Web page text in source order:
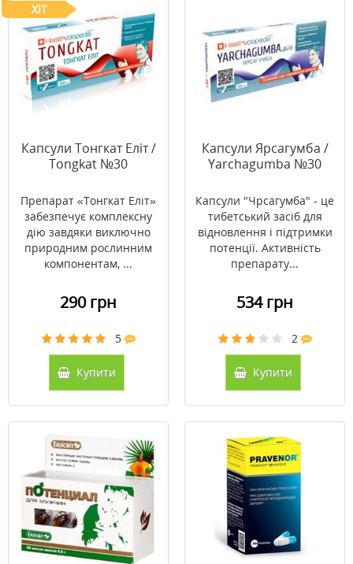
ХІТ
Капсули Тонгкат Еліт /
Tongkat №30
Препарат «Тонгкат Еліт»
забезпечує комплексну
дію завдяки виключно
природним рослинним
компонентам, ...
290 грн
5
Купити
Капсули Ярсагумба /
Yarchagumba №30
Капсули "Чрсагумба" - це
тибетський засіб для
відновлення і підтримки
потенції. Активність
препарату...
534 грн
2
Купити